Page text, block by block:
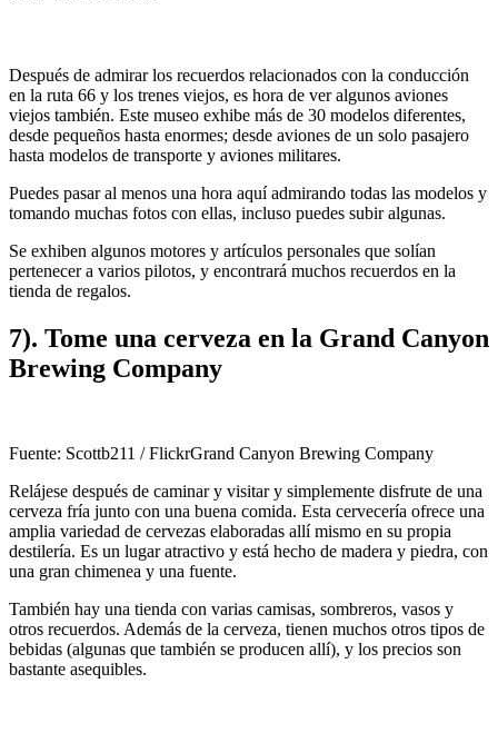
Después de admirar los recuerdos relacionados con la conducción
en la ruta 66 y los trenes viejos, es hora de ver algunos aviones
viejos también. Este museo exhibe más de 30 modelos diferentes,
desde pequeños hasta enormes; desde aviones de un solo pasajero
hasta modelos de transporte y aviones militares.
Puedes pasar al menos una hora aquí admirando todas las modelos y
tomando muchas fotos con ellas, incluso puedes subir algunas.
Se exhiben algunos motores y artículos personales que solían
pertenecer a varios pilotos, y encontrará muchos recuerdos en la
tienda de regalos.
7). Tome una cerveza en la Grand Canyon
Brewing Company
Fuente: Scottb211 / FlickrGrand Canyon Brewing Company
Relájese después de caminar y visitar y simplemente disfrute de una
cerveza fría junto con una buena comida. Esta cervecería ofrece una
amplia variedad de cervezas elaboradas allí mismo en su propia
destilería. Es un lugar atractivo y está hecho de madera y piedra, con
una gran chimenea y una fuente.
También hay una tienda con varias camisas, sombreros, vasos y
otros recuerdos. Además de la cerveza, tienen muchos otros tipos de
bebidas (algunas que también se producen allí), y los precios son
bastante asequibles.